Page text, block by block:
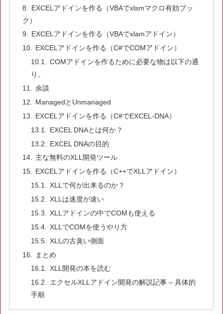
EXCELアドインを作る（VBAでxlsmマクロ有効ブッ
ク）
EXCELアドインを作る（VBAでxlamアドイン）
EXCELアドインを作る（C#でCOMアドイン）
COMアドインを作るために必要な物は以下の通
り。
余談
ManagedとUnmanaged
EXCELアドインを作る（C#でEXCEL-DNA）
EXCEL DNAとは何か？
EXCEL DNAの目的
主な無料のXLL開発ツール
EXCELアドインを作る（C++でXLLアドイン）
XLLで何が出来るのか？
XLLは速度が速い
XLLアドインの中でCOMも使える
XLLでCOMを使うやり方
XLLの古臭い側面
まとめ
XLL開発の本を読む
エクセルXLLアドイン開発の解説記事 – 具体的
手順